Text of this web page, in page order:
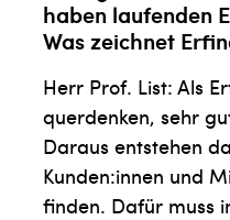
haben laufenden
Was zeichnet
Herr Prof. List: Als
querdenken, sehr
Daraus entstehen
Kunden:innen und
finden. Dafür muss